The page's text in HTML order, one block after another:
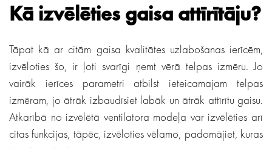
Kā izvēlēties gaisa attīrītāju?
Tāpat kā ar citām gaisa kvalitātes uzlabošanas ierīcēm,
izvēloties šo, ir ļoti svarīgi ņemt vērā telpas izmēru. Jo
vairāk ierīces parametri atbilst ieteicamajam telpas
izmēram, jo ​​ātrāk izbaudīsiet labāk un ātrāk attīrītu gaisu.
Atkarībā no izvēlētā ventilatora modeļa var izvēlēties arī
citas funkcijas, tāpēc, izvēloties vēlamo, padomājiet, kuras